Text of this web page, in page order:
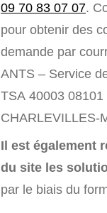
09 70 83 07 07.
pour obtenir des
demande par
ANTS – Service
TSA 40003 08101
CHARLEVILLES-
Il est également
du site les
par le biais du